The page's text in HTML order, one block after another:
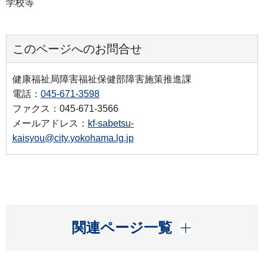
学校等
このページへのお問合せ
健康福祉局障害福祉保健部障害施策推進課
電話： 045-671-3598
ファクス：045-671-3566
メールアドレス： kf-sabetsu-
kaisyou@city.yokohama.lg.jp
関連ページ一覧
開く